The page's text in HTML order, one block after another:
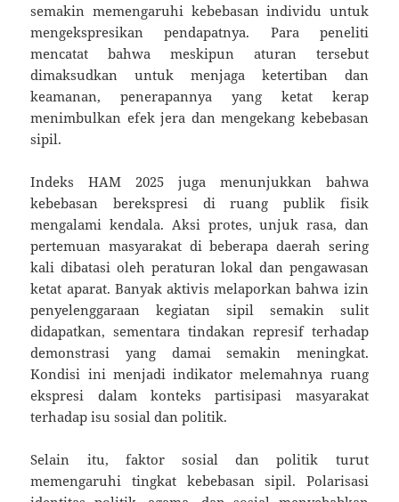
semakin memengaruhi kebebasan individu untuk
mengekspresikan pendapatnya. Para peneliti
mencatat bahwa meskipun aturan tersebut
dimaksudkan untuk menjaga ketertiban dan
keamanan, penerapannya yang ketat kerap
menimbulkan efek jera dan mengekang kebebasan
sipil.
Indeks HAM 2025 juga menunjukkan bahwa
kebebasan berekspresi di ruang publik fisik
mengalami kendala. Aksi protes, unjuk rasa, dan
pertemuan masyarakat di beberapa daerah sering
kali dibatasi oleh peraturan lokal dan pengawasan
ketat aparat. Banyak aktivis melaporkan bahwa izin
penyelenggaraan kegiatan sipil semakin sulit
didapatkan, sementara tindakan represif terhadap
demonstrasi yang damai semakin meningkat.
Kondisi ini menjadi indikator melemahnya ruang
ekspresi dalam konteks partisipasi masyarakat
terhadap isu sosial dan politik.
Selain itu, faktor sosial dan politik turut
memengaruhi tingkat kebebasan sipil. Polarisasi